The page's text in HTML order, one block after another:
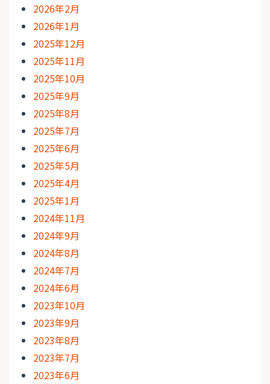
2026年2月
2026年1月
2025年12月
2025年11月
2025年10月
2025年9月
2025年8月
2025年7月
2025年6月
2025年5月
2025年4月
2025年1月
2024年11月
2024年9月
2024年8月
2024年7月
2024年6月
2023年10月
2023年9月
2023年8月
2023年7月
2023年6月